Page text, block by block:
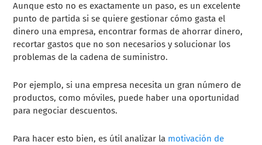
Aunque esto no es exactamente un paso, es un excelente
punto de partida si se quiere gestionar cómo gasta el
dinero una empresa, encontrar formas de ahorrar dinero,
recortar gastos que no son necesarios y solucionar los
problemas de la cadena de suministro.
Por ejemplo, si una empresa necesita un gran número de
productos, como móviles, puede haber una oportunidad
para negociar descuentos.
Para hacer esto bien, es útil analizar la motivación de